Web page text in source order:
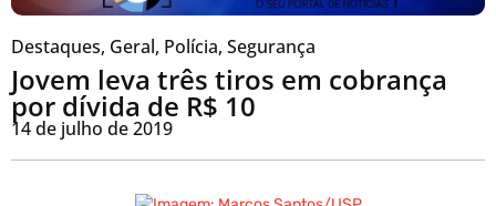
Destaques, Geral, Polícia, Segurança
Jovem leva três tiros em cobrança
por dívida de R$ 10
14 de julho de 2019